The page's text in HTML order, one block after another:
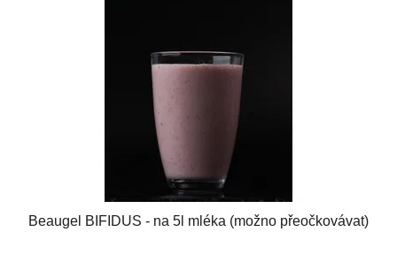
Beaugel BIFIDUS - na 5l mléka (možno přeočkovávat)